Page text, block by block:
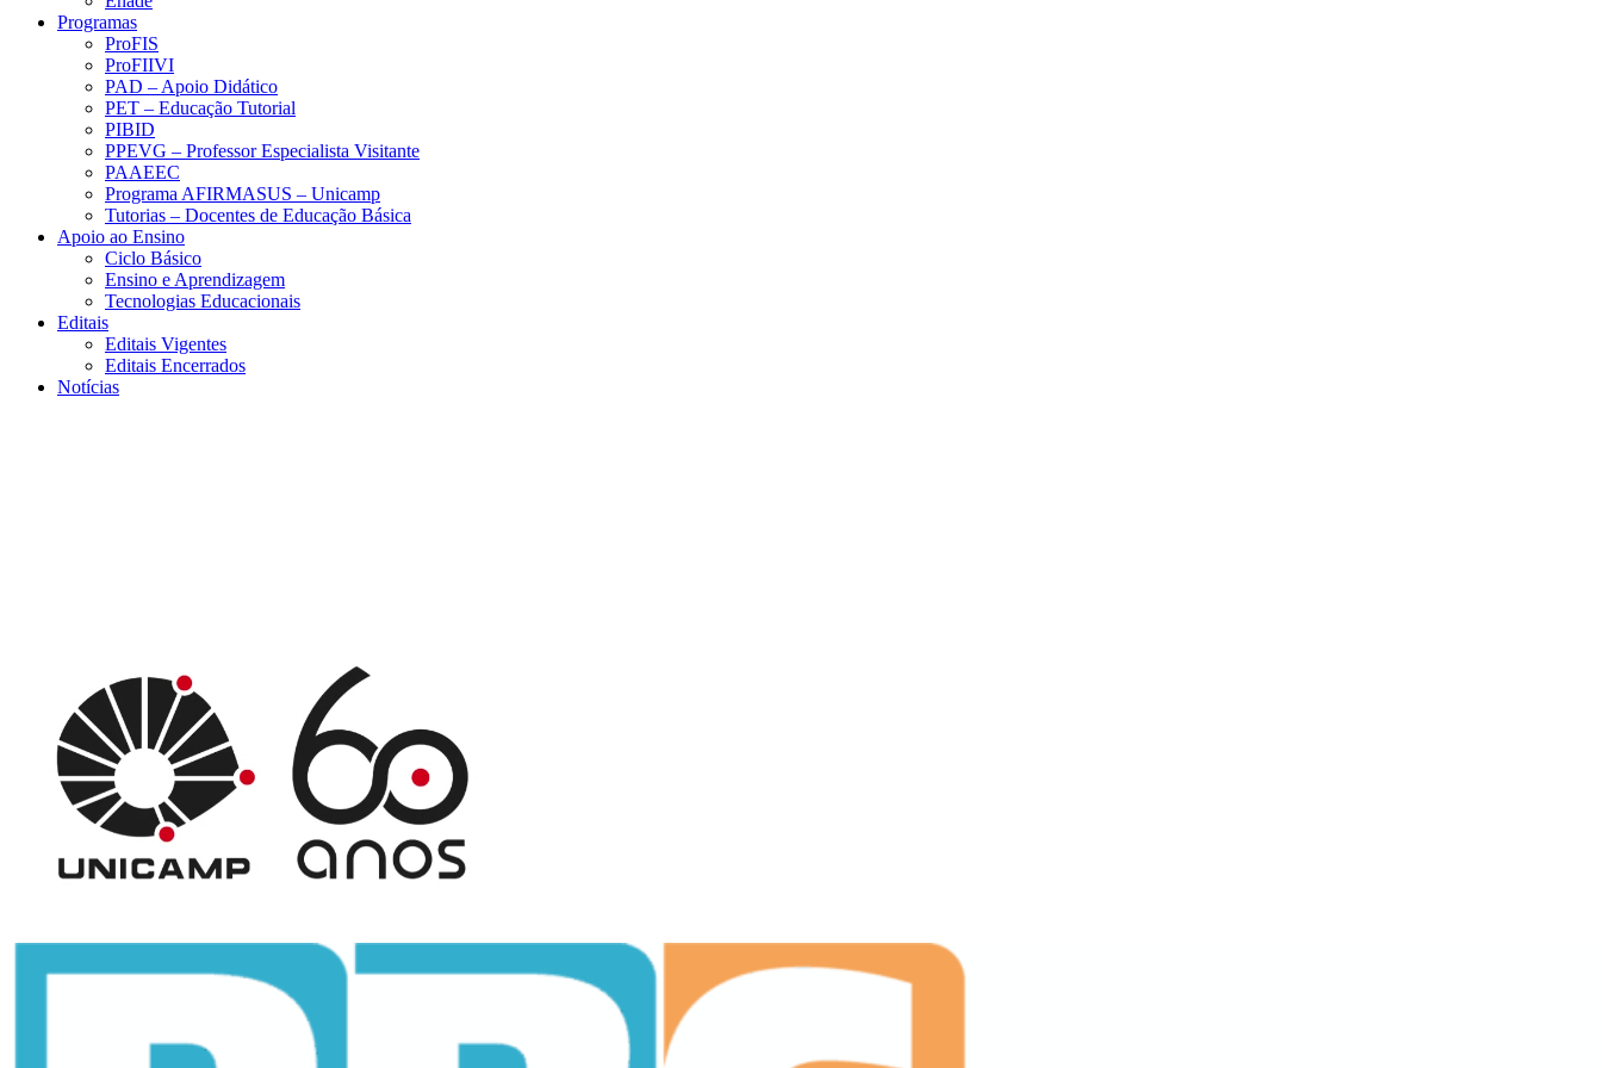
Programas
ProFIS
ProFIIVI
PAD – Apoio Didático
PET – Educação Tutorial
PIBID
PPEVG – Professor Especialista Visitante
PAAEEC
Programa AFIRMASUS – Unicamp
Tutorias – Docentes de Educação Básica
Apoio ao Ensino
Ciclo Básico
Ensino e Aprendizagem
Tecnologias Educacionais
Editais
Editais Vigentes
Editais Encerrados
Notícias